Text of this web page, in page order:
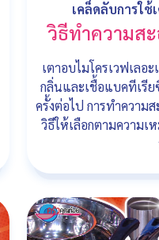
เคล็ดลับการใช้
วิธีทำความสะ
เตาอบไมโครเวฟเลอ
กลิ่นและเชื้อแบคทีเรีย
ครั้งต่อไป การทำความ
วิธีให้เลือกตามความ